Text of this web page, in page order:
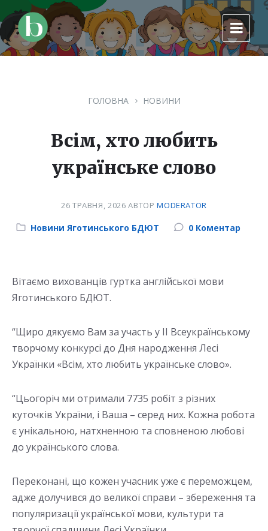
to
content
to
main
navigation
to
footer
ГОЛОВНА НОВИНИ
Всім, хто любить
українське слово
26 ТРАВНЯ, 2026АВТОРMODERATOR
Category:
Новини Яготинського БДЮТ 0 Коментар
Вітаємо вихованців гуртка англійської мови
Яготинського БДЮТ.
“Щиро дякуємо Вам за участь у ІІ Всеукраїнському
творчому конкурсі до Дня народження Лесі
Українки «Всім, хто любить українське слово».
“Цьогоріч ми отримали 7735 робіт з різних
куточків України, і Ваша – серед них. Кожна робота
є унікальною, натхненною та сповненою любові
до українського слова.
Переконані, що кожен учасник уже є переможцем,
адже долучився до великої справи – збереження та
популяризації української мови, культури та